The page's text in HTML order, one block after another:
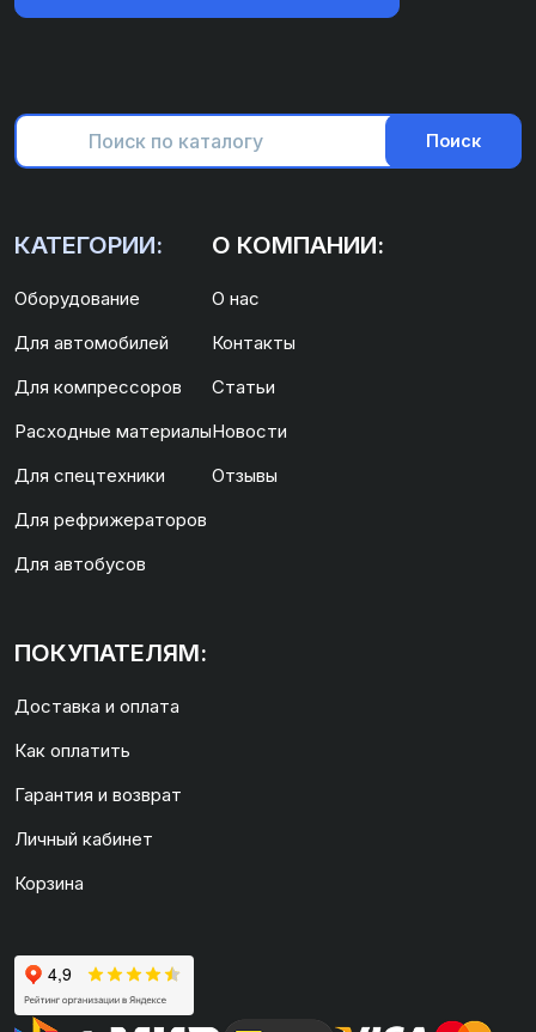
Поиск
КАТЕГОРИИ:
Оборудование
Для автомобилей
Для компрессоров
Расходные материалы
Для спецтехники
Для рефрижераторов
Для автобусов
О КОМПАНИИ:
О нас
Контакты
Статьи
Новости
Отзывы
ПОКУПАТЕЛЯМ:
Доставка и оплата
Как оплатить
Гарантия и возврат
Личный кабинет
Корзина